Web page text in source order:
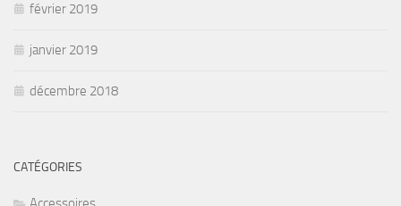
février 2019
janvier 2019
décembre 2018
CATÉGORIES